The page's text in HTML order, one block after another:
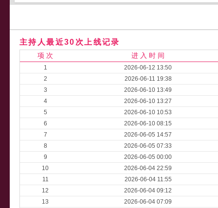
主持人最近30次上线记录
项 次 进 入 时 间
1
2026-06-12 13:50
2
2026-06-11 19:38
3
2026-06-10 13:49
4
2026-06-10 13:27
5
2026-06-10 10:53
6
2026-06-10 08:15
7
2026-06-05 14:57
8
2026-06-05 07:33
9
2026-06-05 00:00
10
2026-06-04 22:59
11
2026-06-04 11:55
12
2026-06-04 09:12
13
2026-06-04 07:09